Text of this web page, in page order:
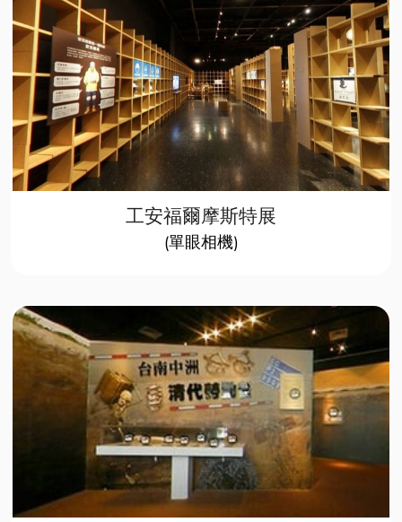
工安福爾摩斯特展
(單眼相機)